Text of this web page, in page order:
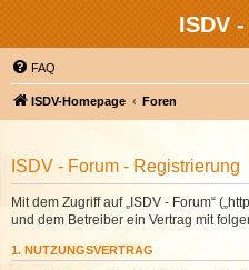
ISDV
FAQ
ISDV-Homepage Foren
ISDV - Forum - Registrierung
Mit dem Zugriff auf „ISDV - Forum“
und dem Betreiber ein Vertrag mit
1. NUTZUNGSVERTRAG